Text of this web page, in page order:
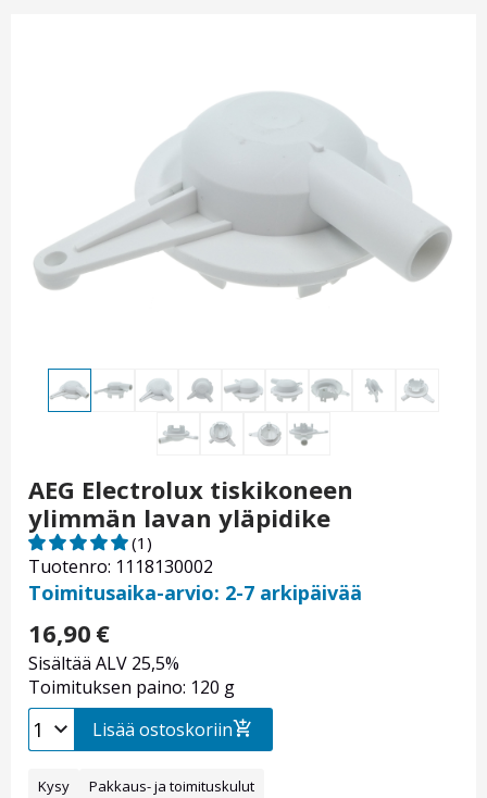
AEG Electrolux tiskikoneen
ylimmän lavan yläpidike
Tuotenro: 1118130002
(1)
Toimitusaika-arvio: 2-7 arkipäivää
16,90 €
Sisältää ALV 25,5%
Toimituksen paino: 120 g
Lisää ostoskoriin
Kysy Pakkaus- ja toimituskulut